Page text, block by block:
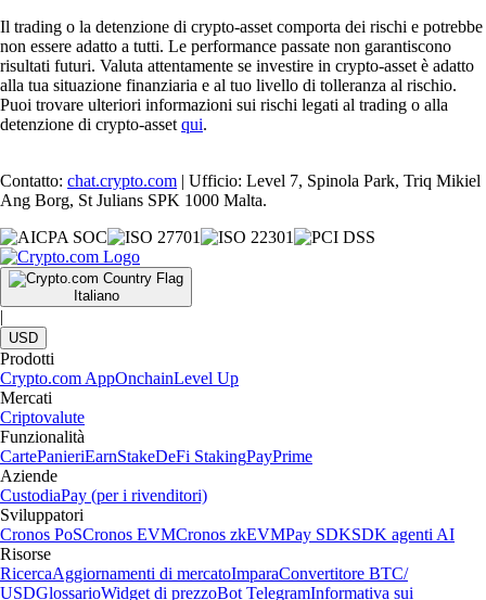
Il trading o la detenzione di crypto-asset comporta dei rischi e potrebbe
non essere adatto a tutti. Le performance passate non garantiscono
risultati futuri. Valuta attentamente se investire in crypto-asset è adatto
alla tua situazione finanziaria e al tuo livello di tolleranza al rischio.
Puoi trovare ulteriori informazioni sui rischi legati al trading o alla
detenzione di crypto-asset qui.
Contatto: chat.crypto.com | Ufficio: Level 7, Spinola Park, Triq Mikiel
Ang Borg, St Julians SPK 1000 Malta.
Italiano
|
USD
Prodotti
Crypto.com AppOnchainLevel Up
Mercati
Criptovalute
Funzionalità
CartePanieriEarnStakeDeFi StakingPayPrime
Aziende
CustodiaPay (per i rivenditori)
Sviluppatori
Cronos PoSCronos EVMCronos zkEVMPay SDKSDK agenti AI
Risorse
RicercaAggiornamenti di mercatoImparaConvertitore BTC/
USDGlossarioWidget di prezzoBot TelegramInformativa sui